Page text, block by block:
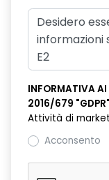
INFORMATIVA AI
2016/679 "GDPR"
Attività di
Acconsento